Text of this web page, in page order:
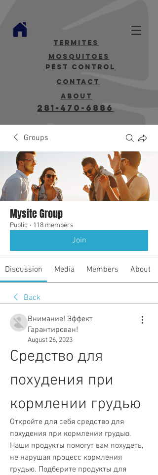
termites
mosquitoes
Pest Control
contact
about
281-470-6886
Groups
Mysite Group
Public · 118 members
Join
Discussion Media Members About
Back
Внимание! Эффект
Гарантирован!
August 26, 2023
Средство для
похудения при
кормлении грудью
Откройте для себя средство для
похудения при кормлении грудью.
Наши продукты помогут вам похудеть,
не нарушая процесс кормления
грудью. Подберите продукты для